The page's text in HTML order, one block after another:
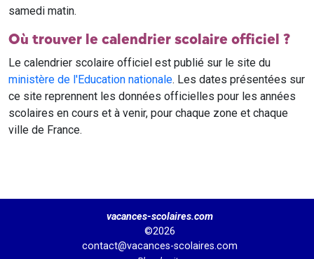
samedi matin.
Où trouver le calendrier scolaire officiel ?
Le calendrier scolaire officiel est publié sur le site du
ministère de l'Education nationale. Les dates présentées sur
ce site reprennent les données officielles pour les années
scolaires en cours et à venir, pour chaque zone et chaque
ville de France.
vacances-scolaires.com
©2026
contact@vacances-scolaires.com